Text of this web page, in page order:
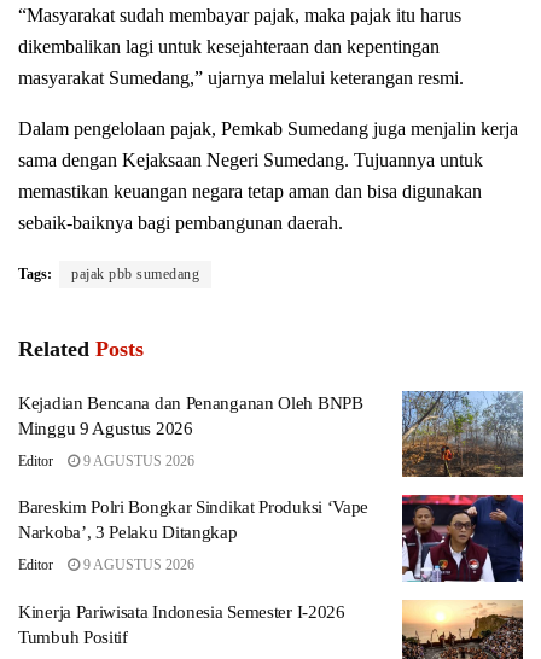
“Masyarakat sudah membayar pajak, maka pajak itu harus
dikembalikan lagi untuk kesejahteraan dan kepentingan
masyarakat Sumedang,” ujarnya melalui keterangan resmi.
Dalam pengelolaan pajak, Pemkab Sumedang juga menjalin kerja
sama dengan Kejaksaan Negeri Sumedang. Tujuannya untuk
memastikan keuangan negara tetap aman dan bisa digunakan
sebaik-baiknya bagi pembangunan daerah.
Tags: pajak pbb sumedang
Related Posts
Kejadian Bencana dan Penanganan Oleh BNPB
Minggu 9 Agustus 2026
Editor 9 AGUSTUS 2026
Bareskim Polri Bongkar Sindikat Produksi ‘Vape
Narkoba’, 3 Pelaku Ditangkap
Editor 9 AGUSTUS 2026
Kinerja Pariwisata Indonesia Semester I-2026
Tumbuh Positif